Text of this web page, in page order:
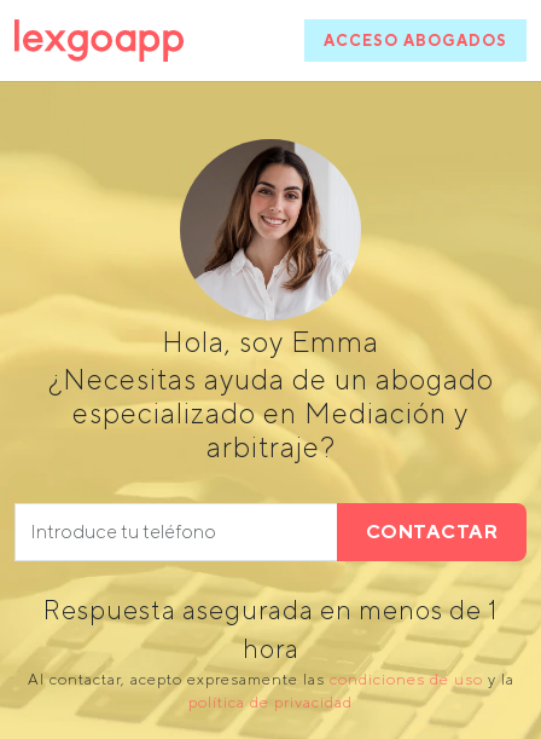
ACCESO ABOGADOS
Hola, soy Emma
¿Necesitas ayuda de un abogado
especializado en Mediación y
arbitraje?
CONTACTAR
Respuesta asegurada en menos de 1
hora
Al contactar, acepto expresamente las condiciones de uso y la
política de privacidad